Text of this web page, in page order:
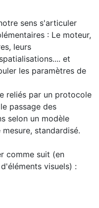
sens s'articuler
: Le moteur,
leurs
et
les paramètres de
reliés par un protocole
passage des
selon un modèle
standardisé.
comme suit (en
visuels) :